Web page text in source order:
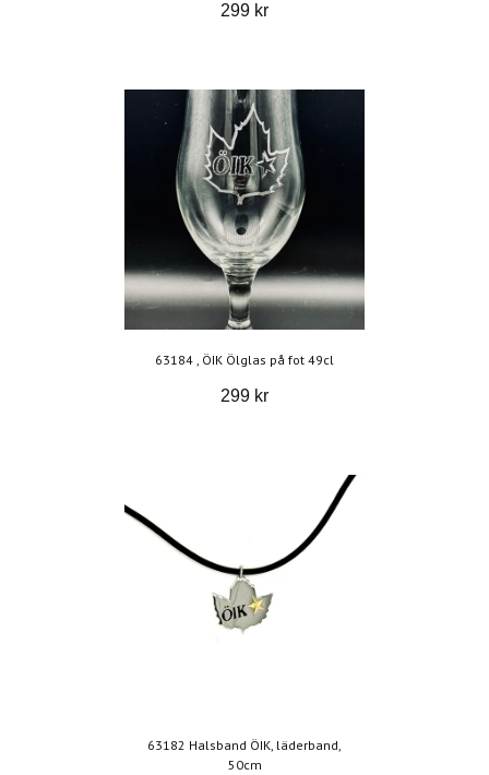
299 kr
63184 , ÖIK Ölglas på fot 49cl
299 kr
63182 Halsband ÖIK, läderband,
50cm